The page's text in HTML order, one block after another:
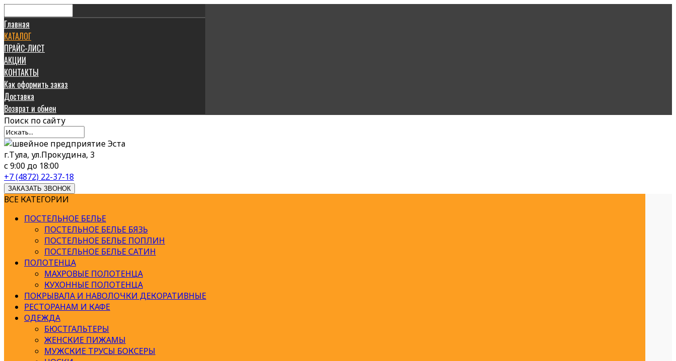
Главная
КАТАЛОГ
ПРАЙС-ЛИСТ
АКЦИИ
КОНТАКТЫ
Как оформить заказ
Доставка
Возврат и обмен
Поиск по сайту
г.Тула, ул.Прокудина, 3
с 9:00 до 18:00
+7 (4872) 22-37-18
ЗАКАЗАТЬ ЗВОНОК
ВСЕ КАТЕГОРИИ
ПОСТЕЛЬНОЕ БЕЛЬЕ
ПОСТЕЛЬНОЕ БЕЛЬЕ БЯЗЬ
ПОСТЕЛЬНОЕ БЕЛЬЕ ПОПЛИН
ПОСТЕЛЬНОЕ БЕЛЬЕ САТИН
ПОЛОТЕНЦА
МАХРОВЫЕ ПОЛОТЕНЦА
КУХОННЫЕ ПОЛОТЕНЦА
ПОКРЫВАЛА И НАВОЛОЧКИ ДЕКОРАТИВНЫЕ
РЕСТОРАНАМ И КАФЕ
ОДЕЖДА
БЮСТГАЛЬТЕРЫ
ЖЕНСКИЕ ПИЖАМЫ
МУЖСКИЕ ТРУСЫ БОКСЕРЫ